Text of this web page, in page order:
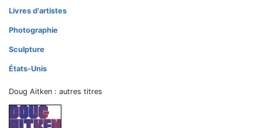
Livres d'artistes
Photographie
Sculpture
États-Unis
Doug Aitken : autres titres